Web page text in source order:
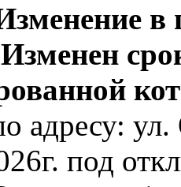
в
адресу:
под